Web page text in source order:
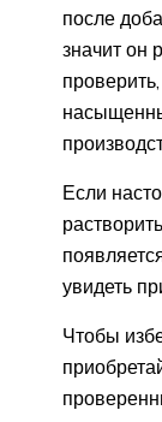
после
значит он
Если
увидеть
Чтобы